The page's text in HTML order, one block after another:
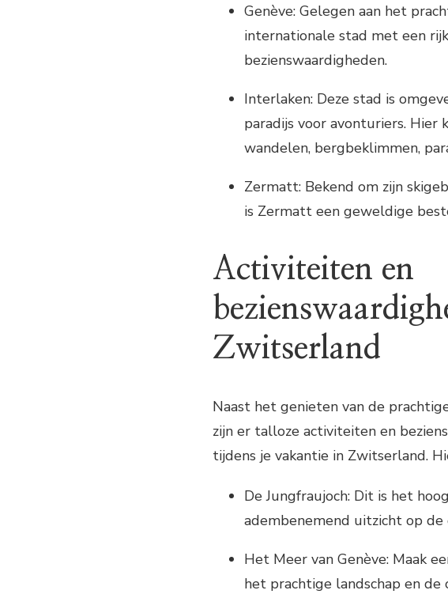
Genève: Gelegen aan het
internationale stad met een
bezienswaardigheden.
Interlaken: Deze stad is
paradijs voor avonturiers. Hier
wandelen, bergbeklimmen,
Zermatt: Bekend om zijn
is Zermatt een geweldige
Activiteiten en
Zwitserland
Naast het genieten van de
zijn er talloze activiteiten en
tijdens je vakantie in Zwitserland.
De Jungfraujoch: Dit is het
adembenemend uitzicht op
Het Meer van Genève: Maak
het prachtige landschap en